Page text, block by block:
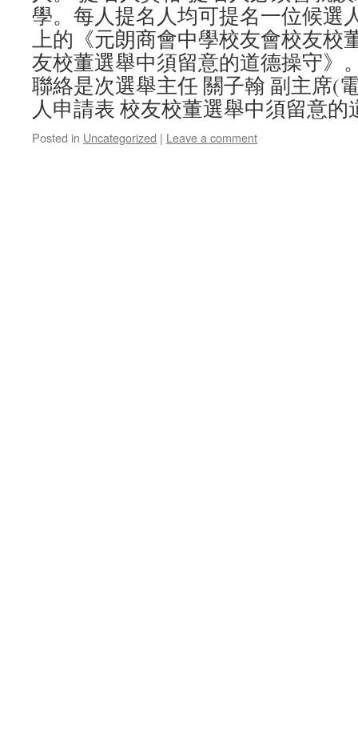
學。每人提名人均可提名一位候選
上的《元朗商會中學校友會校友校
友校董選舉中須留意的道德操守》
聯絡是次選舉主任 關子翰 副主席(
人申請表 校友校董選舉中須留意的
Posted in Uncategorized | Leave a comment